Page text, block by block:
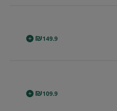
₪149.9
+
₪109.9
+